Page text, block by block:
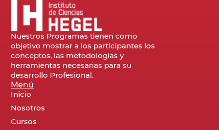
Nuestros Programas tienen como
objetivo mostrar a los participantes los
conceptos, las metodologías y
herramientas necesarias para su
desarrollo Profesional.
Menú
Inicio
Nosotros
Cursos